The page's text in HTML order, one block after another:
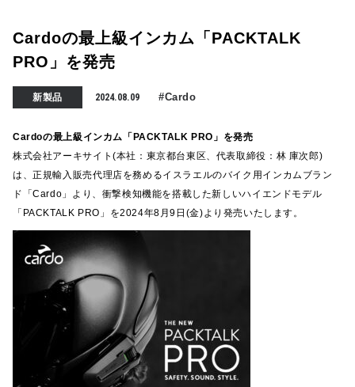
Cardoの最上級インカム「PACKTALK
PRO」を発売
新製品 2024.08.09 #Cardo
Cardoの最上級インカム「PACKTALK PRO」を発売
株式会社アーキサイト(本社：東京都台東区、代表取締役：林 庫次郎)
は、正規輸入販売代理店を務めるイスラエルのバイク用インカムブラン
ド「Cardo」より、衝撃検知機能を搭載した新しいハイエンドモデル
「PACKTALK PRO」を2024年8月9日(金)より発売いたします。